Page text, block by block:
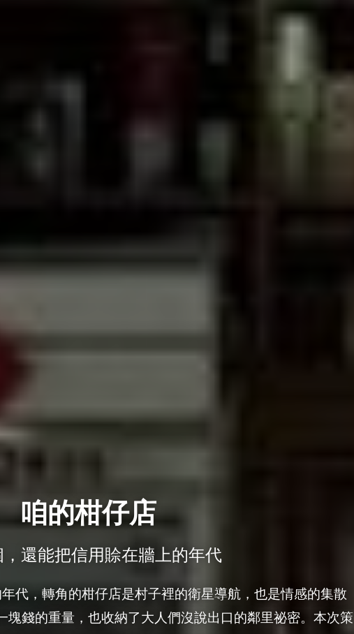
咱的柑仔店
，還能把信用賒在牆上的年代
代，轉角的柑仔店是村子裡的衛星導航，也是情感的集散
塊錢的重量，也收納了大人們沒說出口的鄰里祕密。本次策